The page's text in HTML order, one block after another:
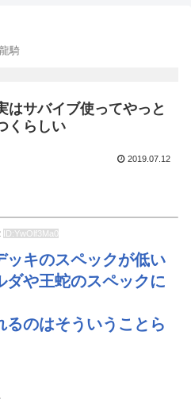
騎
はサバイブ使ってやっと
くらしい
2019.07.12
ID:YwOlf3Ma0
ッキのスペックが低い
ダや王蛇のスペックに
るのはそういうことら